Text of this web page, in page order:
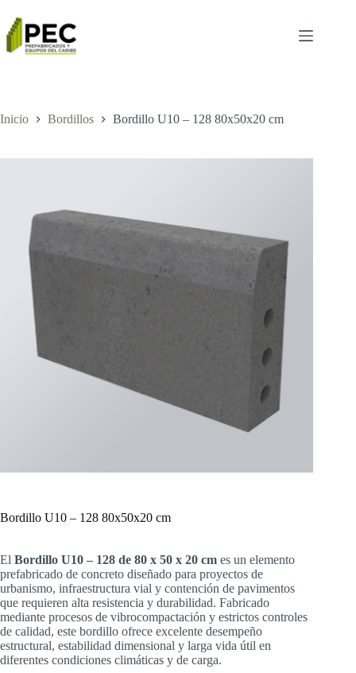
Inicio Bordillos Bordillo U10 – 128 80x50x20 cm
Bordillo U10 – 128 80x50x20 cm
El Bordillo U10 – 128 de 80 x 50 x 20 cm es un elemento
prefabricado de concreto diseñado para proyectos de
urbanismo, infraestructura vial y contención de pavimentos
que requieren alta resistencia y durabilidad. Fabricado
mediante procesos de vibrocompactación y estrictos controles
de calidad, este bordillo ofrece excelente desempeño
estructural, estabilidad dimensional y larga vida útil en
diferentes condiciones climáticas y de carga.